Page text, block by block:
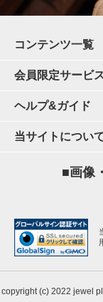
コンテンツ一覧
会員限定サービ
ヘルプ&ガイド
当サイトについ
■画像
copyright (c) 2022 jewel